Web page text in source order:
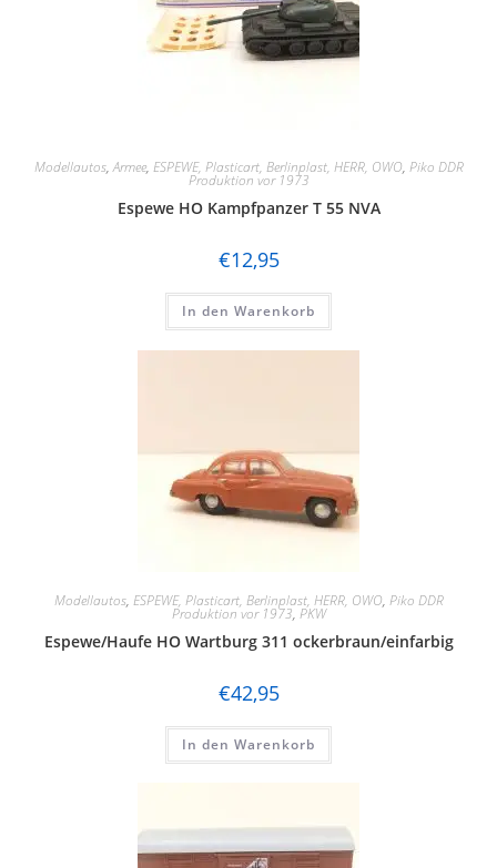
Modellautos,Armee, ESPEWE, Plasticart, Berlinplast, HERR, OWO, Piko DDR
Produktion vor 1973
Espewe HO Kampfpanzer T 55 NVA
€12,95
In den Warenkorb
Modellautos, ESPEWE, Plasticart, Berlinplast, HERR, OWO, Piko DDR
Produktion vor 1973, PKW
Espewe/Haufe HO Wartburg 311 ockerbraun/einfarbig
€42,95
In den Warenkorb